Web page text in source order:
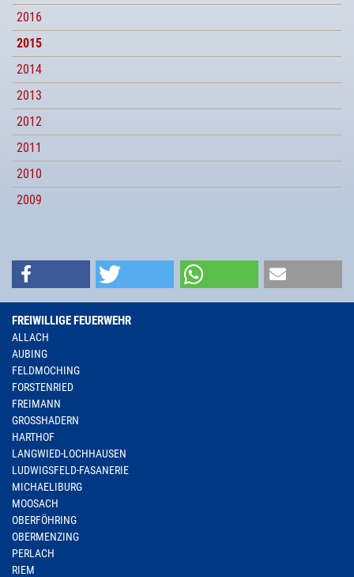
2016
2015
2014
2013
2012
2011
2010
2009
FREIWILLIGE FEUERWEHR
ALLACH
AUBING
FELDMOCHING
FORSTENRIED
FREIMANN
GROSSHADERN
HARTHOF
LANGWIED-LOCHHAUSEN
LUDWIGSFELD-FASANERIE
MICHAELIBURG
MOOSACH
OBERFÖHRING
OBERMENZING
PERLACH
RIEM